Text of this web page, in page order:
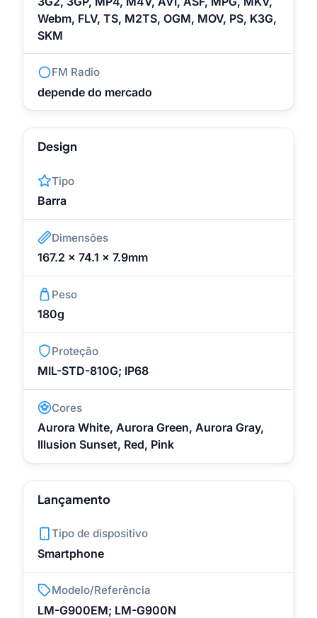
Webm, FLV, TS, M2TS, OGM, MOV, PS, K3G,
SKM
FM Radio
depende do mercado
Design
Tipo
Barra
Dimensões
167.2 x 74.1 x 7.9mm
Peso
180g
Proteção
MIL-STD-810G; IP68
Cores
Aurora White, Aurora Green, Aurora Gray,
Illusion Sunset, Red, Pink
Lançamento
Tipo de dispositivo
Smartphone
Modelo/Referência
LM-G900EM; LM-G900N